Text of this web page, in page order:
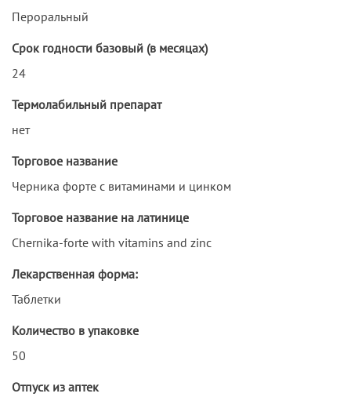
Пероральный
Срок годности базовый (в месяцах)
24
Термолабильный препарат
нет
Торговое название
Черника форте с витаминами и цинком
Торговое название на латинице
Chernika-forte with vitamins and zinc
Лекарственная форма:
Таблетки
Количество в упаковке
50
Отпуск из аптек